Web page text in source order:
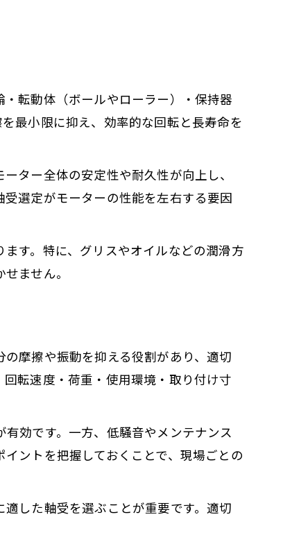
転動体（ボールやローラー）・保持器
最小限に抑え、効率的な回転と長寿命を
ター全体の安定性や耐久性が向上し、
選定がモーターの性能を左右する要因
す。特に、グリスやオイルなどの潤滑方
ません。
摩擦や振動を抑える役割があり、適切
転速度・荷重・使用環境・取り付け寸
効です。一方、低騒音やメンテナンス
ントを把握しておくことで、現場ごとの
した軸受を選ぶことが重要です。適切